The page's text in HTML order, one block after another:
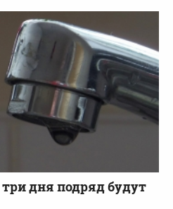
дня подряд будут